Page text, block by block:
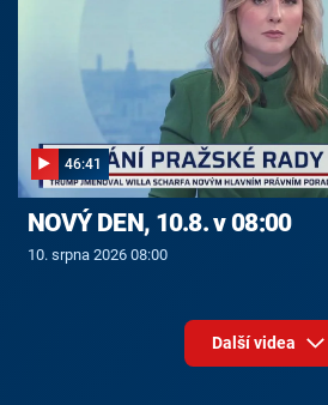
46:41
NOVÝ DEN, 10.8. v 08:00
10. srpna 2026 08:00
Další videa